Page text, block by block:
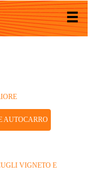
AUTOCARRO
VIGNETO E